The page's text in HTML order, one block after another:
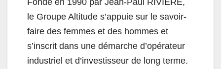
Fondé en 1990 par Jean-Paul RIVIERE,
le Groupe Altitude s’appuie sur le savoir-
faire des femmes et des hommes et
s’inscrit dans une démarche d’opérateur
industriel et d’investisseur de long terme.